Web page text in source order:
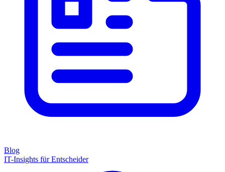
Blog
IT-Insights für Entscheider